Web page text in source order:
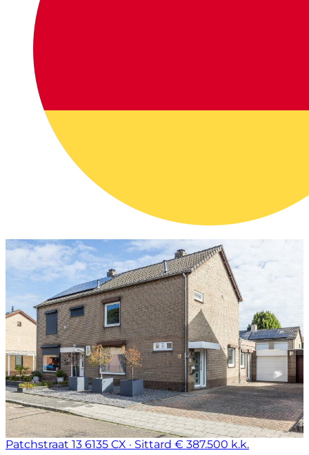
Patchstraat 13 6135 CX · Sittard € 387.500 k.k.